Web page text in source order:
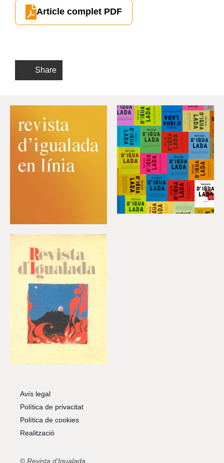
Article complet PDF
Share
Avís legal
Política de privacitat
Política de cookies
Realització
© Revista d’Igualada